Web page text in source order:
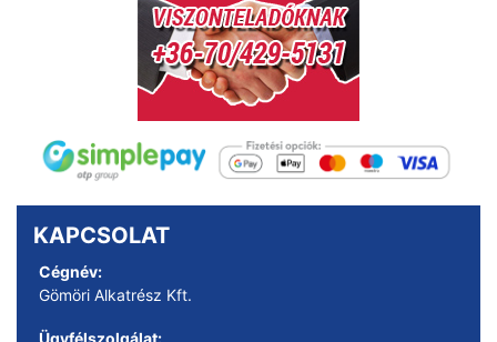
KAPCSOLAT
Cégnév:
Gömöri Alkatrész Kft.
Ügyfélszolgálat: